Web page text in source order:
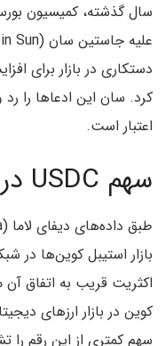
دستکاری در بازار برای
کرد. سان این ادعاها را
اعتبار است.
سهم USDC در بلاکچین Tron